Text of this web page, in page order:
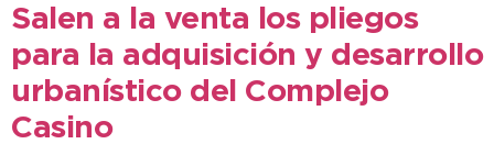
Salen a la venta los pliegos
para la adquisición y desarrollo
urbanístico del Complejo
Casino